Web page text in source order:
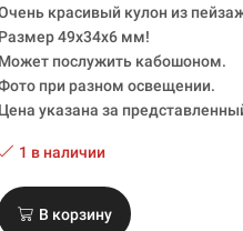
красивый кулон из
Размер 49x34x6 мм!
Может послужить кабошоном.
при разном освещении.
Цена указана за
1 в наличии
В корзину